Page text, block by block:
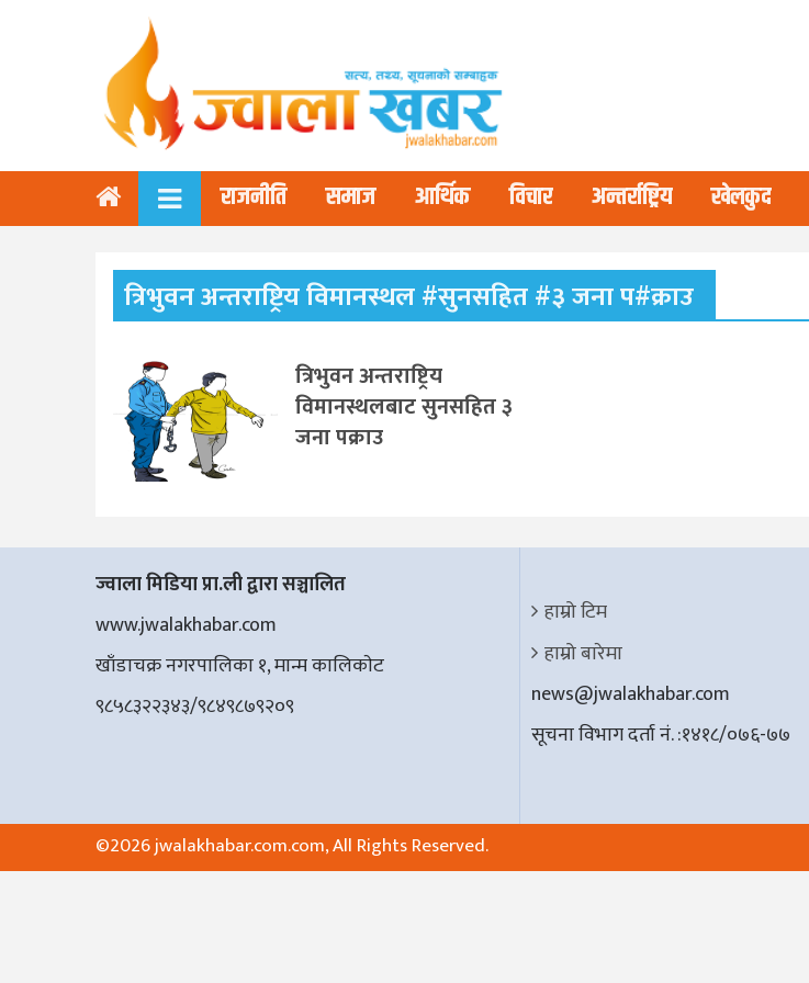
राजनीति समाज आर्थिक विचार अन्तर्राष्ट्रिय खेलकुद
त्रिभुवन अन्तराष्ट्रिय विमानस्थल #सुनसहित #३ जना प#क्राउ
त्रिभुवन अन्तराष्ट्रिय
विमानस्थलबाट सुनसहित ३
जना पक्राउ
ज्वाला मिडिया प्रा.ली द्वारा सञ्चालित
www.jwalakhabar.com
खाँडाचक्र नगरपालिका १, मान्म कालिकाेट
९८५८३२२३४३/९८४९८७९२०९
हाम्रो टिम
हाम्रो बारेमा
news@jwalakhabar.com
सूचना विभाग दर्ता नं. :१४१८/०७६-७७
©2026 jwalakhabar.com.com, All Rights Reserved.